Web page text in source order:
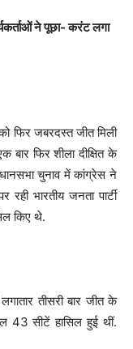
ने पूछा- करंट लगा
फिर जबरदस्त जीत मिली
फिर शीला दीक्ष‍ित के
चुनाव में कांग्रेस ने
भारतीय जनता पार्टी
किए थे.
तीसरी बार जीत के
43 सीटें हासिल हुई थीं.